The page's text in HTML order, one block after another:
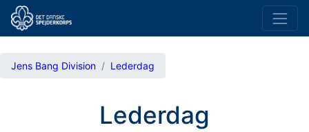
Jens Bang Division Lederdag
Lederdag